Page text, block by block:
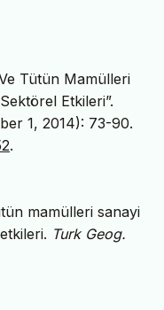
Tütün Mamülleri
Etkileri”.
1, 2014): 73-90.
.
mamülleri sanayi
Turk Geog.